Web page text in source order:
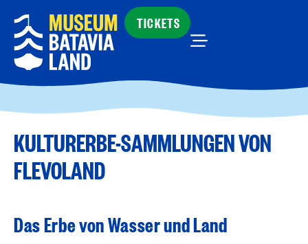
TICKETS
KULTURERBE-SAMMLUNGEN VON
FLEVOLAND
Das Erbe von Wasser und Land